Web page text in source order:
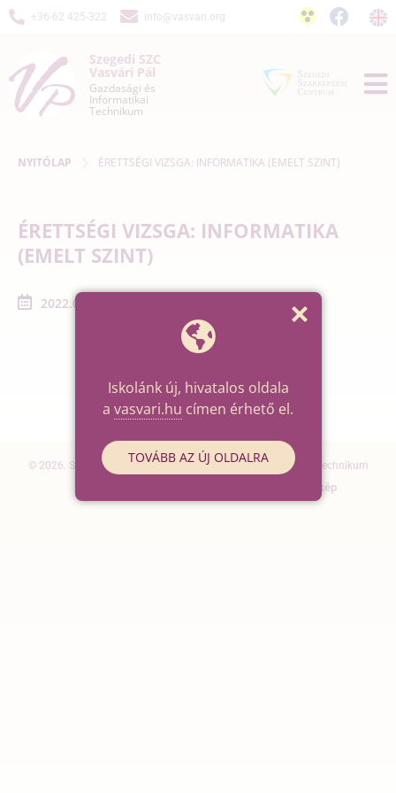
+36-62 425-322 info@vasvari.org
Szegedi SZC
Vasvári Pál
Gazdasági és
Informatikai
Technikum
NYITÓLAP ÉRETTSÉGI VIZSGA: INFORMATIKA (EMELT SZINT)
ÉRETTSÉGI VIZSGA: INFORMATIKA
(EMELT SZINT)
2022.05.16. - 2022.05.16.
© 2026. Szegedi SZC Vasvári Pál Gazdasági és Informatikai Technikum
Oldaltérkép
Iskolánk új, hivatalos oldala
a vasvari.hu címen érhető el.
TOVÁBB AZ ÚJ OLDALRA